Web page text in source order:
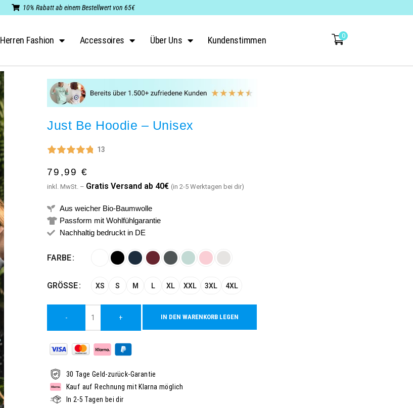
10% Rabatt ab einem Bestellwert von 65€
Herren Fashion Accessoires Über Uns Kundenstimmen 0
Just Be Hoodie – Unisex
13
79,99 €
inkl. MwSt. – Gratis Versand ab 40€ (in 2-5 Werktagen bei dir)
Aus weicher Bio-Baumwolle
Passform mit Wohlfühlgarantie
Nachhaltig bedruckt in DE
FARBE
GRÖSSE XS S M L XL XXL 3XL 4XL
- + IN DEN WARENKORB LEGEN
Alternative:
30 Tage Geld-zurück-Garantie
Kauf auf Rechnung mit Klarna möglich
In 2-5 Tagen bei dir